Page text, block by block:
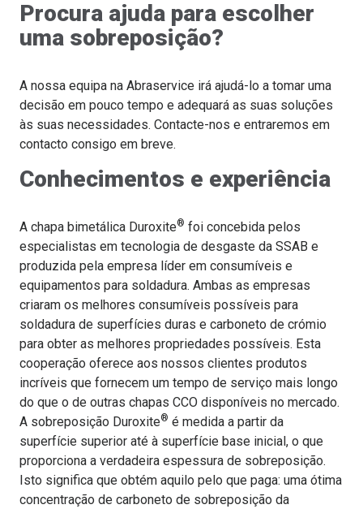
alto-fornos, gargantas e fornos
caçambas de pás carregadeiras, sistemas de
alimentação para moinhos de bolas, revestimentos
para caçambas de pás carregadeiras, invólucros de
proteção de bordas de caçambas, invólucros de
proteção de laterais de caçambas, calhas, chapas
de revestimento e revestimentos de caçambas,
plantas de sinterização, pás de ventiladores, pás de
misturadores, parafusos, mantas giratórias, rolos
pulverizadores de carvão e cimento, componentes
para trituração de matérias-primas, painéis de
moldagem, calhas de descarga de carvão
Procura ajuda para escolher
uma sobreposição?
A nossa equipa na Abraservice irá ajudá-lo a tomar uma
decisão em pouco tempo e adequará as suas soluções
às suas necessidades. Contacte-nos e entraremos em
contacto consigo em breve.
Conhecimentos e experiência
A chapa bimetálica Duroxite® foi concebida pelos
especialistas em tecnologia de desgaste da SSAB e
produzida pela empresa líder em consumíveis e
equipamentos para soldadura. Ambas as empresas
criaram os melhores consumíveis possíveis para
soldadura de superfícies duras e carboneto de crómio
para obter as melhores propriedades possíveis. Esta
cooperação oferece aos nossos clientes produtos
incríveis que fornecem um tempo de serviço mais longo
do que o de outras chapas CCO disponíveis no mercado.
A sobreposição Duroxite® é medida a partir da
superfície superior até à superfície base inicial, o que
proporciona a verdadeira espessura de sobreposição.
Isto significa que obtém aquilo pelo que paga: uma ótima
concentração de carboneto de sobreposição da